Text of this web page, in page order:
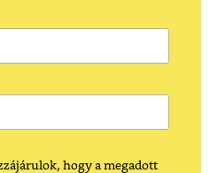
hogy a megadott